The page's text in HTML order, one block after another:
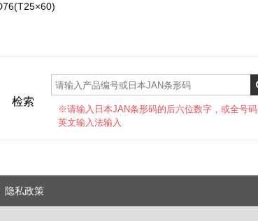
检索
※请输入日本JAN条形码的后六位数字，或全号码
英文输入法输入
隐私政策